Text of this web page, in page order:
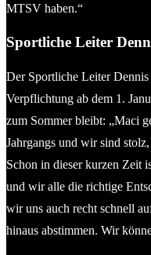
MTSV haben.“
Sportliche Leiter
Der Sportliche Leiter Dennis
Verpflichtung ab dem 1.
zum Sommer bleibt: „Maci
Jahrgangs und wir sind
Schon in dieser kurzen Zeit
und wir alle die richtige
wir uns auch recht schnell
hinaus abstimmen. Wir